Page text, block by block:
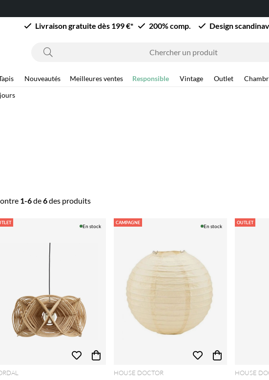
Livraison gratuite dès 199 €*
200% comp. Design
Nouveautés Meilleures ventes Responsible Vintage Outlet
1-6de6des produits
En stock
CAMPAGNE
En stock
HOUSE DOCTOR
OUTLET
HOUSE